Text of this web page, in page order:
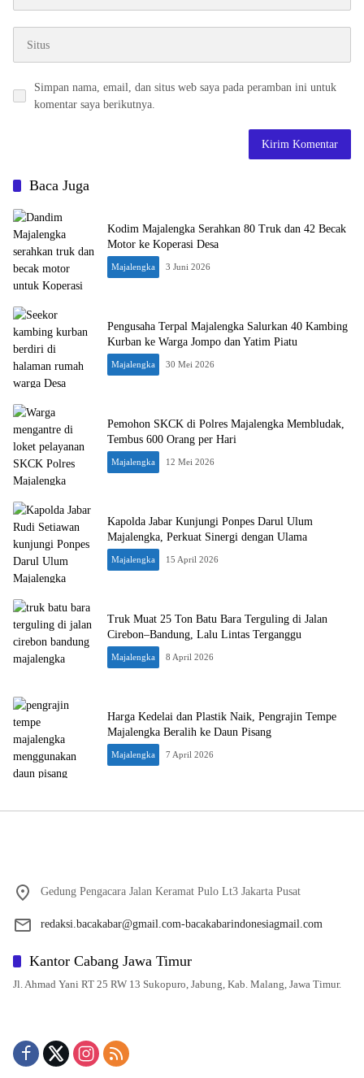
Simpan nama, email, dan situs web saya pada peramban ini untuk
komentar saya berikutnya.
Baca Juga
Kodim Majalengka Serahkan 80 Truk dan 42 Becak
Motor ke Koperasi Desa
Majalengka 3 Juni 2026
Pengusaha Terpal Majalengka Salurkan 40 Kambing
Kurban ke Warga Jompo dan Yatim Piatu
Majalengka 30 Mei 2026
Pemohon SKCK di Polres Majalengka Membludak,
Tembus 600 Orang per Hari
Majalengka 12 Mei 2026
Kapolda Jabar Kunjungi Ponpes Darul Ulum
Majalengka, Perkuat Sinergi dengan Ulama
Majalengka 15 April 2026
Truk Muat 25 Ton Batu Bara Terguling di Jalan
Cirebon–Bandung, Lalu Lintas Terganggu
Majalengka 8 April 2026
Harga Kedelai dan Plastik Naik, Pengrajin Tempe
Majalengka Beralih ke Daun Pisang
Majalengka 7 April 2026
Gedung Pengacara Jalan Keramat Pulo Lt3 Jakarta Pusat
redaksi.bacakabar@gmail.com-bacakabarindonesiagmail.com
Kantor Cabang Jawa Timur
Jl. Ahmad Yani RT 25 RW 13 Sukopuro, Jabung, Kab. Malang, Jawa Timur.